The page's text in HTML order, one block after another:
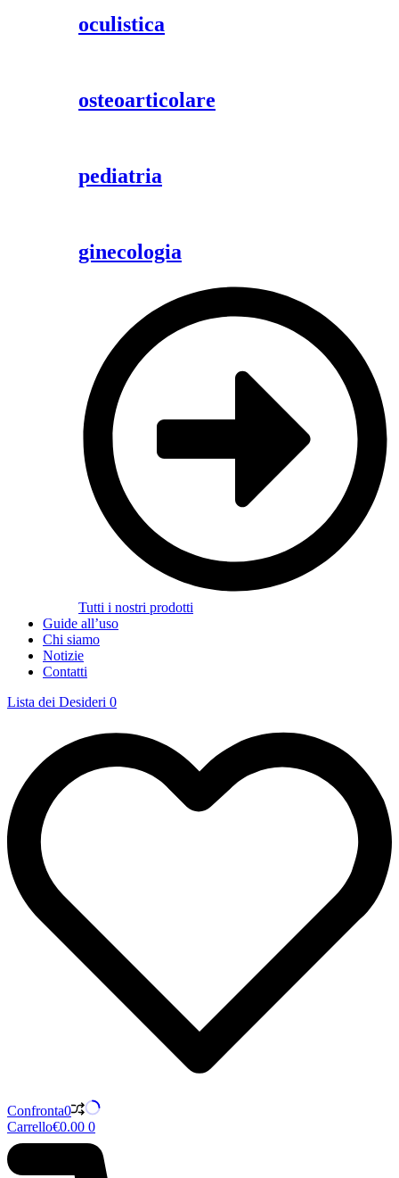
oculistica
osteoarticolare
pediatria
ginecologia
Tutti i nostri prodotti
Guide all’uso
Chi siamo
Notizie
Contatti
Lista dei Desideri 0
Confronta0
Carrello€0.00 0